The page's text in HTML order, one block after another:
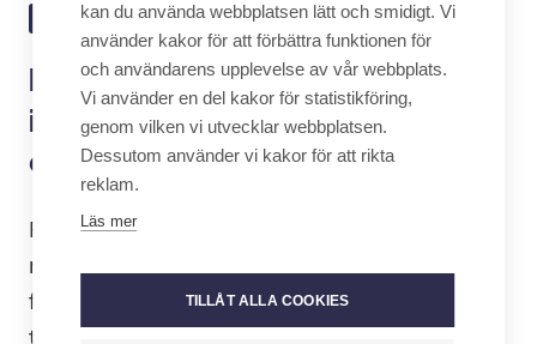
BLOGG 29.10.2025 | 8:50
Päivi Vanninen: Ett lyckat
initiativ från regeringen eller
en klar bluff?
För ett år sedan beskrev regeringens
minister med ansvar för jäm­ställd­hets­
frå­gor, Sanni Grahn-Laasonen, gra­vi­di­
tets­dis­kri­mi­ne­ring­en som ett
kan du använda webbplatsen lätt och smidigt. Vi
använder kakor för att förbättra funktionen för
och användarens upplevelse av vår webbplats.
Vi använder en del kakor för statistikföring,
genom vilken vi utvecklar webbplatsen.
Dessutom använder vi kakor för att rikta
reklam.
Läs mer
TILLÅT ALLA COOKIES